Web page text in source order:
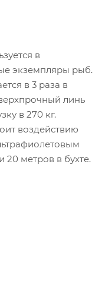
в
экземпляры рыб.
в 3 раза в
линь
в 270 кг.
воздействию
20 метров в бухте.